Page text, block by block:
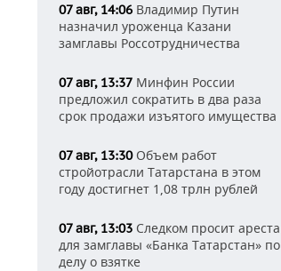
07 авг, 14:06 Владимир Путин
назначил уроженца Казани
замглавы Россотрудничества
07 авг, 13:37 Минфин России
предложил сократить в два раза
срок продажи изъятого имущества
07 авг, 13:30Объем работ
стройотрасли Татарстана в этом
году достигнет 1,08 трлн рублей
07 авг, 13:03 Следком просит ареста
для замглавы «Банка Татарстан» по
делу о взятке